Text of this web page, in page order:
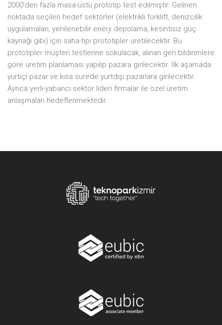
2000’den fazla masa-üstü prototip test edilmiştir. Gelinen
noktada seçilen hedef sektörler (elektrikli forklift, denizcilik
uygulamaları, yenilenebilir enerji depolama, kesintisiz güç
kaynağı gibi) için saha-tipi prototipler üretilecektir. Bu
prototipler müşteri testlerine sokulacak, alınan geri bildirimlere
göre üretim planlaması yapılıp pazara girilecektir. İlk aşamada
yurtiçi pazar ve kısa sürede yurtdışı pazarlara girilecektir.
Ayrıca yerli-yabancı sektör lideri firmalar ile özel üretim
anlaşmaları hedeflenmektedir.